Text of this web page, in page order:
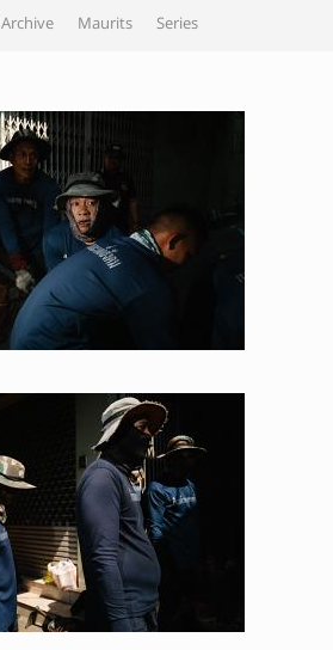
Archive Maurits Series